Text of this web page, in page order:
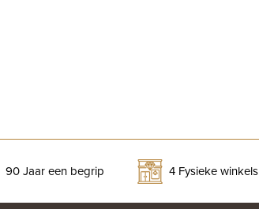
90 Jaar een begrip 4 Fysieke winkels